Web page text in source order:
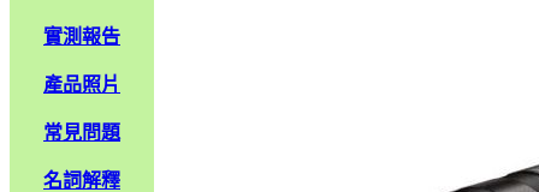
實測報告
產品照片
常見問題
名詞解釋